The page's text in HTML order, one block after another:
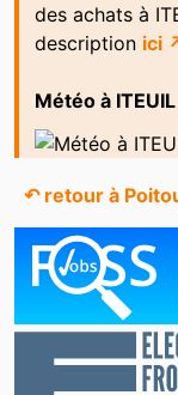
des achats à
description ici
Météo à ITEUIL
↶ retour à